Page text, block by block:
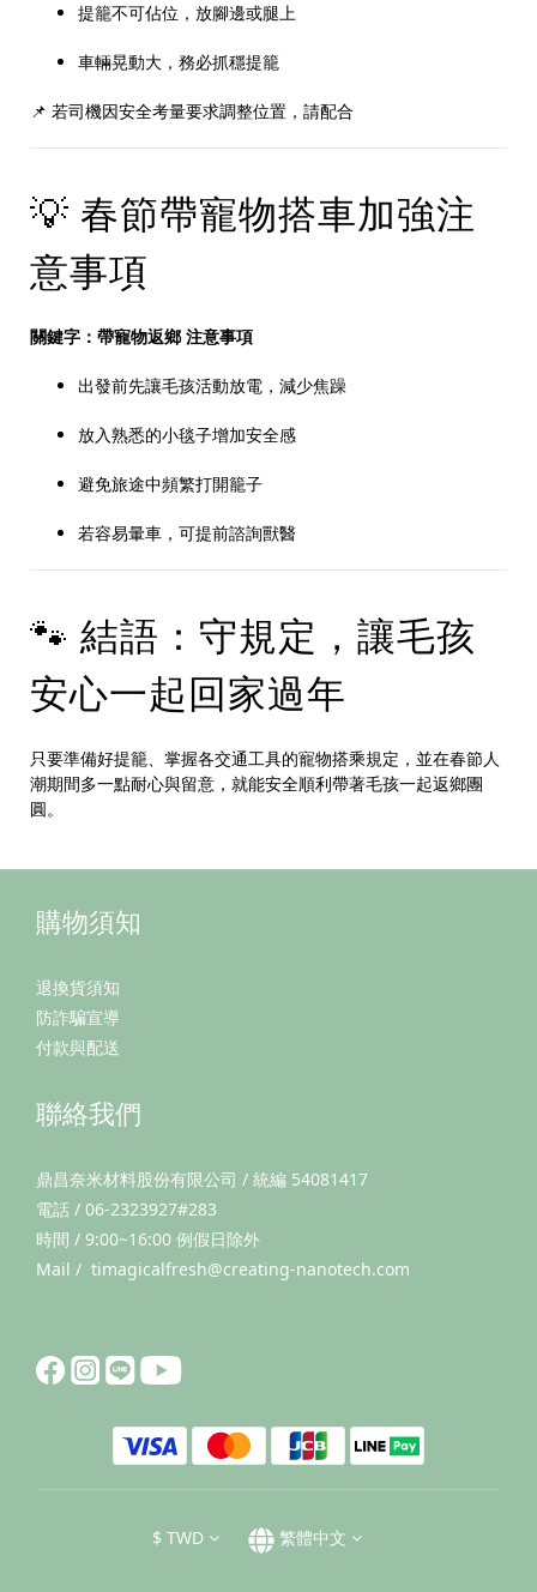
提籠不可佔位，放腳邊或腿上
車輛晃動大，務必抓穩提籠
📌 若司機因安全考量要求調整位置，請配合
💡 春節帶寵物搭車加強注
意事項
關鍵字：帶寵物返鄉 注意事項
出發前先讓毛孩活動放電，減少焦躁
放入熟悉的小毯子增加安全感
避免旅途中頻繁打開籠子
若容易暈車，可提前諮詢獸醫
🐾 結語：守規定，讓毛孩
安心一起回家過年
只要準備好提籠、掌握各交通工具的寵物搭乘規定，並在春節人
潮期間多一點耐心與留意，就能安全順利帶著毛孩一起返鄉團
圓。
購物須知
退換貨須知
防詐騙宣導
付款與配送
聯絡我們
鼎昌奈米材料股份有限公司 / 統編 54081417
電話 / 06-2323927#283
時間 / 9:00~16:00 例假日除外
Mail / timagicalfresh@creating-nanotech.com
$ TWD 繁體中文